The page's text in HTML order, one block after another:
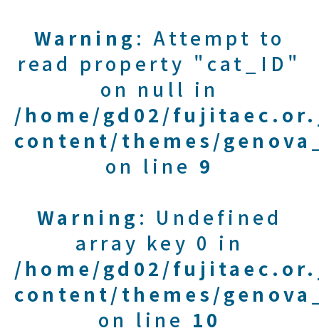
Warning : Attempt to
read property "cat_ID"
on null in
/home/gd02/
content/themes/
on line 9
Warning : Undefined
array key 0 in
/home/gd02/
content/themes/
on line 10